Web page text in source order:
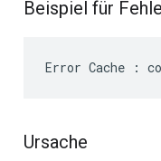
Beispiel für
Ursache